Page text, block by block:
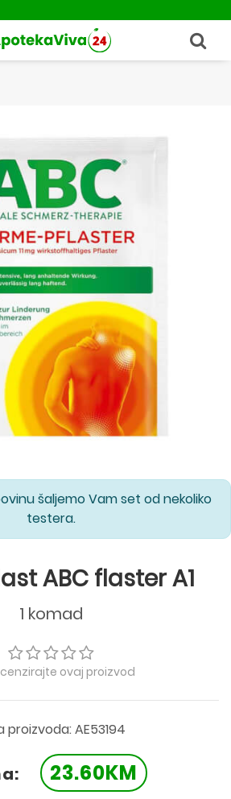
šaljemo Vam set od nekoliko
testera.
ABC flaster A1
1 komad
ovaj proizvod
proizvoda: AE53194
23.60KM